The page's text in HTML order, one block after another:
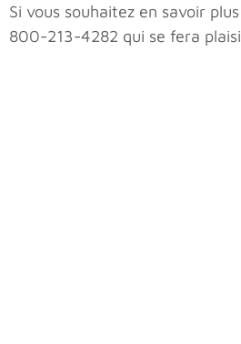
Si vous souhaitez en savoir
800-213-4282 qui se fera